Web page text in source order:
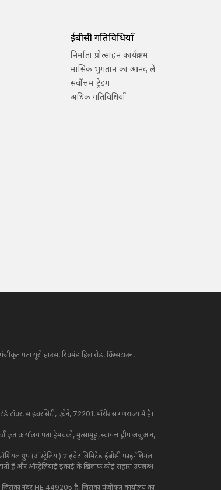
ईबीसी गतिविधियाँ
निर्माता प्रोत्साहन कार्यक्रम
मासिक भुगतान का आनंद लें
सर्वोत्तम ट्रेडिंग
अधिक गतिविधियाँ
पता यूरो हाउस, रिचमंड हिल रोड, किंग्सटाउन,
टॉवर, साइबरसिटी, एबेने, 72201, मॉरीशस गणराज्य में है।
कार्यालय पता हैमचको, मुत्सामुडु, स्वायत्त द्वीप अंजुआन,
ग्रुप (ऑस्ट्रेलिया) प्राइवेट लिमिटेड ईबीसी फाइनेंशियल
हैं और ऑस्ट्रेलियाई इकाई के खिलाफ कोई सहारा उपलब्ध
जिसका नंबर HE 449205 है, जिसका पंजीकृत कार्यालय का